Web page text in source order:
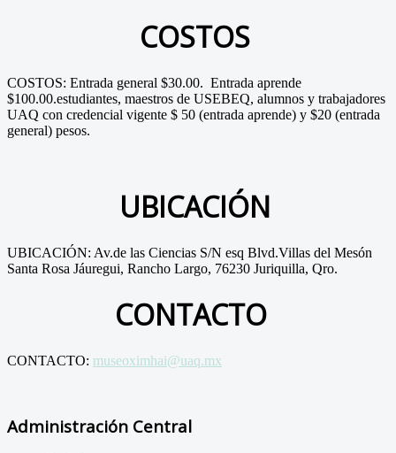
COSTOS
COSTOS: Entrada general $30.00. Entrada aprende
$100.00.estudiantes, maestros de USEBEQ, alumnos y trabajadores
UAQ con credencial vigente $ 50 (entrada aprende) y $20 (entrada
general) pesos.
UBICACIÓN
UBICACIÓN: Av.de las Ciencias S/N esq Blvd.Villas del Mesón
Santa Rosa Jáuregui, Rancho Largo, 76230 Juriquilla, Qro.
CONTACTO
CONTACTO: museoximhai@uaq.mx
Administración Central